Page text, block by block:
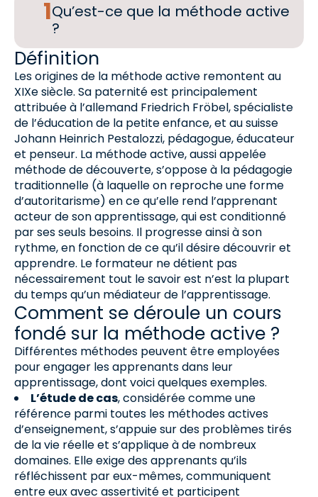
Qu’est-ce que la méthode active
?
Définition
Les origines de la méthode active remontent au
XIXe siècle. Sa paternité est principalement
attribuée à l’allemand Friedrich Fröbel, spécialiste
de l’éducation de la petite enfance, et au suisse
Johann Heinrich Pestalozzi, pédagogue, éducateur
et penseur. La méthode active, aussi appelée
méthode de découverte, s’oppose à la pédagogie
traditionnelle (à laquelle on reproche une forme
d’autoritarisme) en ce qu’elle rend l’apprenant
acteur de son apprentissage, qui est conditionné
par ses seuls besoins. Il progresse ainsi à son
rythme, en fonction de ce qu’il désire découvrir et
apprendre. Le formateur ne détient pas
nécessairement tout le savoir est n’est la plupart
du temps qu’un médiateur de l’apprentissage.
Comment se déroule un cours
fondé sur la méthode active ?
Différentes méthodes peuvent être employées
pour engager les apprenants dans leur
apprentissage, dont voici quelques exemples.
L’étude de cas, considérée comme une
référence parmi toutes les méthodes actives
d’enseignement, s’appuie sur des problèmes tirés
de la vie réelle et s’applique à de nombreux
domaines. Elle exige des apprenants qu’ils
réfléchissent par eux-mêmes, communiquent
entre eux avec assertivité et participent